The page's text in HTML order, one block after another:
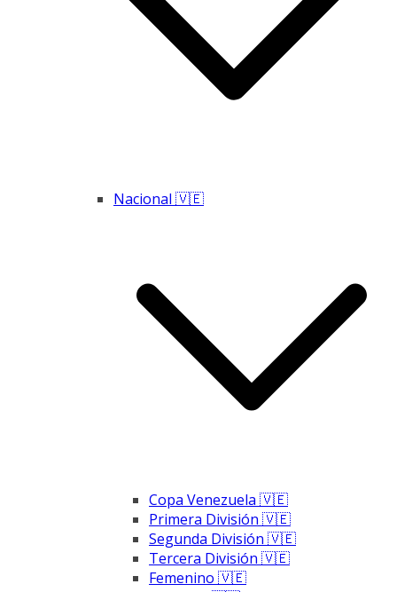
Nacional 🇻🇪
Copa Venezuela 🇻🇪
Primera División 🇻🇪
Segunda División 🇻🇪
Tercera División 🇻🇪
Femenino 🇻🇪